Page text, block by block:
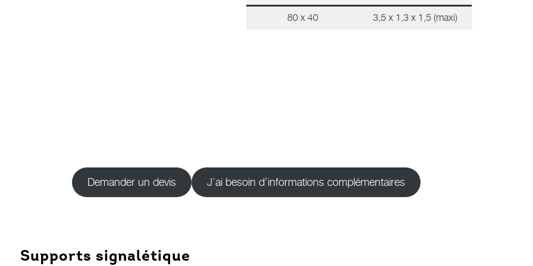
80 x 40 3,5 x 1,3 x 1,5 (maxi)
Demander un devis J’ai besoin d’informations complémentaires
Supports signalétique